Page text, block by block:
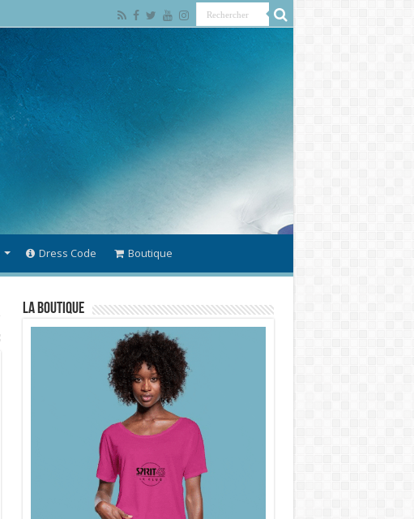
Dress Code Boutique
La Boutique